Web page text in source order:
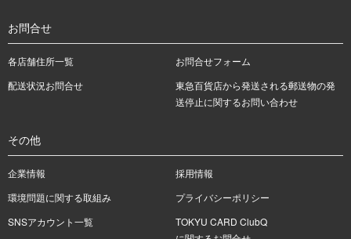
お問合せ
各店舗住所一覧
お問合せフォーム
配送状況お問合せ
東急百貨店から発送される郵送物の発
送停止に関するお問い合わせ
その他
企業情報
採用情報
環境問題に関する取組み
プライバシーポリシー
SNSアカウント一覧
TOKYU CARD ClubQ